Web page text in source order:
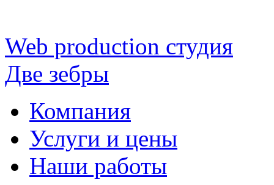
Web production студия
Две зебры
Компания
Услуги и цены
Наши работы